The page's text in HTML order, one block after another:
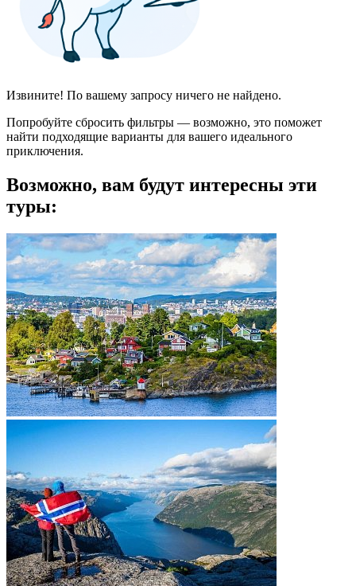
Извините! По вашему запросу ничего не найдено.
Попробуйте сбросить фильтры — возможно, это поможет
найти подходящие варианты для вашего идеального
приключения.
Возможно, вам будут интересны эти
туры: